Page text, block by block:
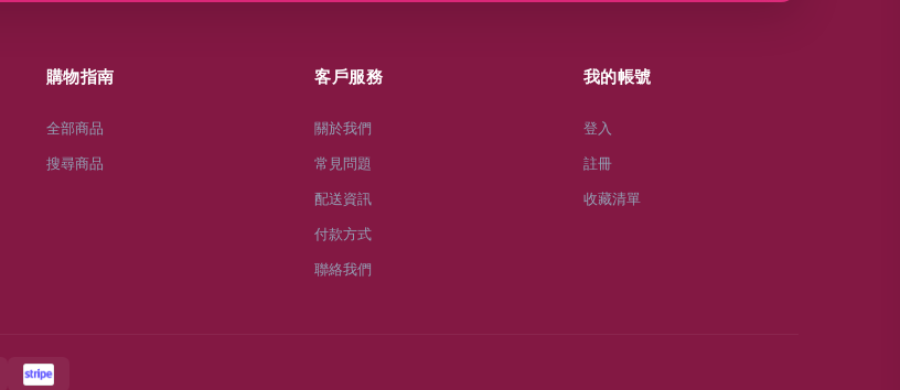
購物指南
全部商品
搜尋商品
客戶服務
關於我們
常見問題
配送資訊
付款方式
聯絡我們
我的帳號
登入
註冊
收藏清單